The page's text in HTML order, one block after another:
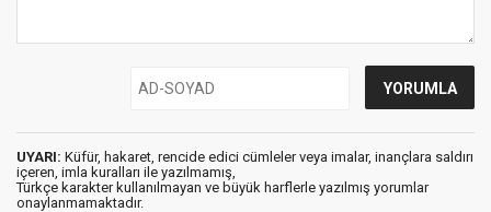
UYARI: Küfür, hakaret, rencide edici cümleler veya imalar, inançlara saldırı
içeren, imla kuralları ile yazılmamış,
Türkçe karakter kullanılmayan ve büyük harflerle yazılmış yorumlar
onaylanmamaktadır.